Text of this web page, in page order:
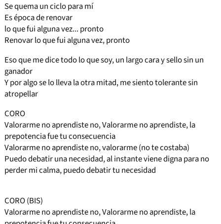
Se quema un ciclo para mí
Es época de renovar
lo que fui alguna vez... pronto
Renovar lo que fui alguna vez, pronto
Eso que me dice todo lo que soy, un largo cara y sello sin un
ganador
Y por algo se lo lleva la otra mitad, me siento tolerante sin
atropellar
CORO
Valorarme no aprendiste no, Valorarme no aprendiste, la
prepotencia fue tu consecuencia
Valorarme no aprendiste no, valorarme (no te costaba)
Puedo debatir una necesidad, al instante viene digna para no
perder mi calma, puedo debatir tu necesidad
CORO (BIS)
Valorarme no aprendiste no, Valorarme no aprendiste, la